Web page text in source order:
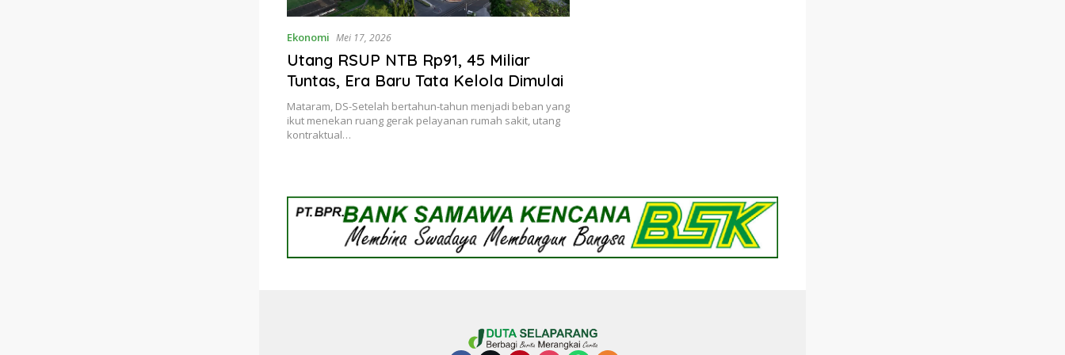
Ekonomi Mei 17, 2026
Utang RSUP NTB Rp91, 45 Miliar
Tuntas, Era Baru Tata Kelola Dimulai
Mataram, DS-Setelah bertahun-tahun menjadi beban yang
ikut menekan ruang gerak pelayanan rumah sakit, utang
kontraktual…